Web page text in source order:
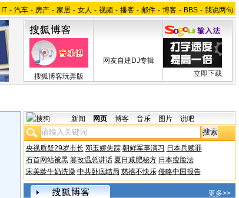
IT - 汽车 - 房产 - 家居 - 女人 - 视频 - 播客 - 邮件 - 博客 - BBS - 我说两句
搜狐博客玩弄版
网友自建DJ专辑
立即下载
新闻 网页 博客 音乐 图片 说吧
央视质疑29岁市长 邓玉娇失踪 朝鲜军事演习 日本兵赎罪
石首网站被黑 篡改温总讲话 夏日减肥秘方 日本瘦脸法
宋美龄牛奶洗澡 中共卧底结局 慈禧不快乐 侵略中国报告
更多>>